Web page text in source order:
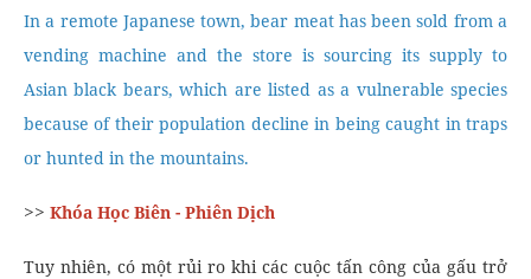
In a remote Japanese town, bear meat has been sold from a
vending machine and the store is sourcing its supply to
Asian black bears, which are listed as a vulnerable species
because of their population decline in being caught in traps
or hunted in the mountains.
>> Khóa Học Biên - Phiên Dịch
Tuy nhiên, có một rủi ro khi các cuộc tấn công của gấu trở